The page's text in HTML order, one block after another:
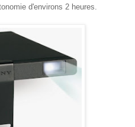
d'environs 2 heures.